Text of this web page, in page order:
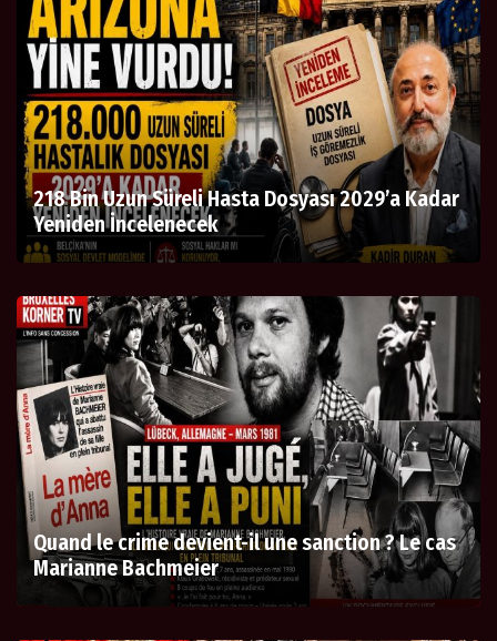
218 Bin Uzun Süreli Hasta Dosyası 2029’a Kadar
Yeniden İncelenecek
Quand le crime devient-il une sanction ? Le cas
Marianne Bachmeier